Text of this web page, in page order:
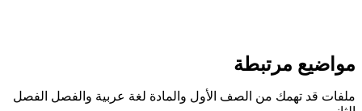
مواضيع مرتبطة
ملفات قد تهمك من الصف الأول والمادة لغة عربية والفصل الفصل